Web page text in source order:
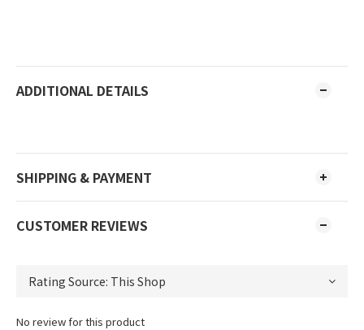
ADDITIONAL DETAILS
SHIPPING & PAYMENT
CUSTOMER REVIEWS
No review for this product